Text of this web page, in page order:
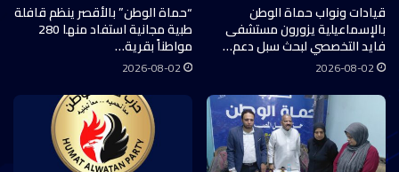
قيادات ونواب حماة الوطن
بالإسماعيلية يزورون مستشفى
فايد التخصصي لبحث سبل دعم…
2026-08-02
“حماة الوطن” بالأقصر ينظم قافلة
طبية مجانية استفاد منها 280
مواطناً بقرية…
2026-08-02